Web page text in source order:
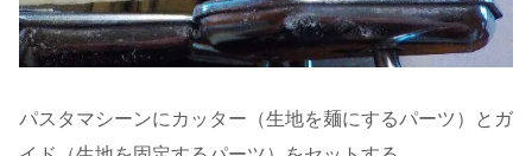
パスタマシーンにカッター（生地を麺にするパーツ）とガ